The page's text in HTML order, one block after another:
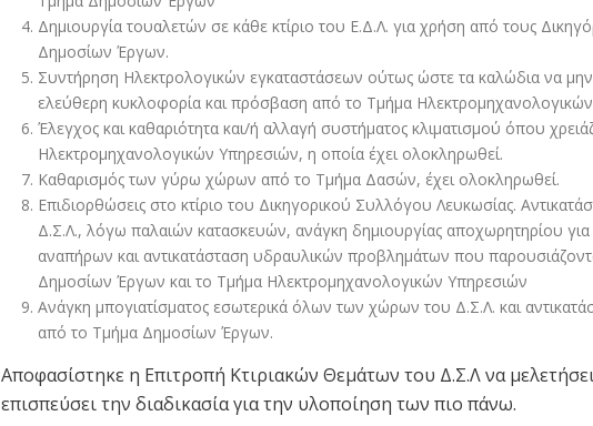
Δημιουργία τουαλετών σε κάθε κτίριο του Ε.Δ.Λ. για χρήση από τους
Δημοσίων Έργων.
Συντήρηση Ηλεκτρολογικών εγκαταστάσεων ούτως ώστε τα καλώδια να
ελεύθερη κυκλοφορία και πρόσβαση από το Τμήμα
Έλεγχος και καθαριότητα και/ή αλλαγή συστήματος κλιματισμού όπου
Ηλεκτρομηχανολογικών Υπηρεσιών, η οποία έχει ολοκληρωθεί.
Καθαρισμός των γύρω χώρων από το Τμήμα Δασών, έχει ολοκληρωθεί.
Επιδιορθώσεις στο κτίριο του Δικηγορικού Συλλόγου Λευκωσίας.
Δ.Σ.Λ., λόγω παλαιών κατασκευών, ανάγκη δημιουργίας αποχωρητηρίου
αναπήρων και αντικατάσταση υδραυλικών προβλημάτων που
Δημοσίων Έργων και το Τμήμα Ηλεκτρομηχανολογικών Υπηρεσιών
Ανάγκη μπογιατίσματος εσωτερικά όλων των χώρων του Δ.Σ.Λ. και
από το Τμήμα Δημοσίων Έργων.
Αποφασίστηκε η Επιτροπή Κτιριακών Θεμάτων του Δ.Σ.Λ να
επισπεύσει την διαδικασία για την υλοποίηση των πιο πάνω.